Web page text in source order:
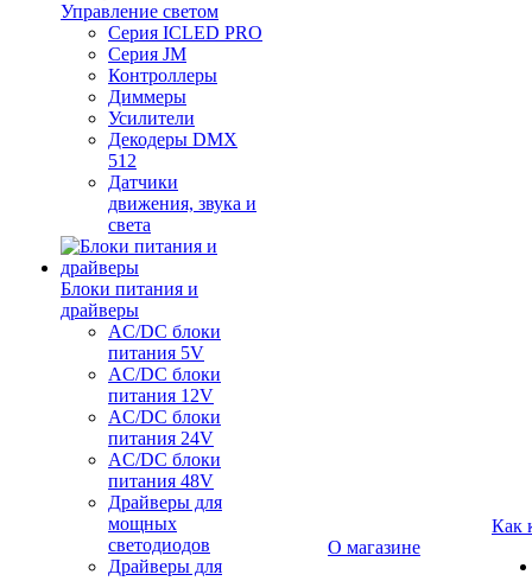
Управление светом
Серия ICLED PRO
Серия JM
Контроллеры
Диммеры
Усилители
Декодеры DMX
512
Датчики
движения, звука и
света
Блоки питания и
драйверы
AC/DC блоки
питания 5V
AC/DC блоки
питания 12V
AC/DC блоки
питания 24V
AC/DC блоки
питания 48V
Драйверы для
мощных
светодиодов
Драйверы для
О магазине
Как